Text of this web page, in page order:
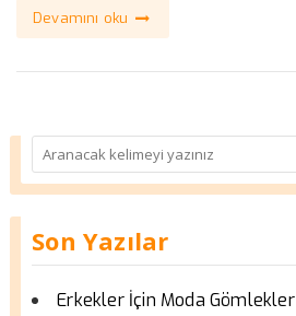
Devamını oku
Son Yazılar
Erkekler İçin Moda Gömlekler